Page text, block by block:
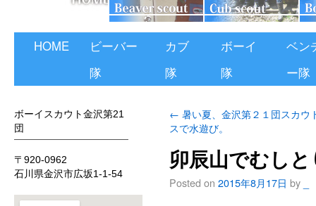
HOME
ビーバー
隊
カブ
隊
ボーイ
隊
ベン
ー隊
ボーイスカウト金沢第21
団
〒920-0962
石川県金沢市広坂1-1-54
← 暑い夏、金沢第２１団スカウ
スで水遊び。
卯辰山でむし
Posted on 2015年8月17日 by